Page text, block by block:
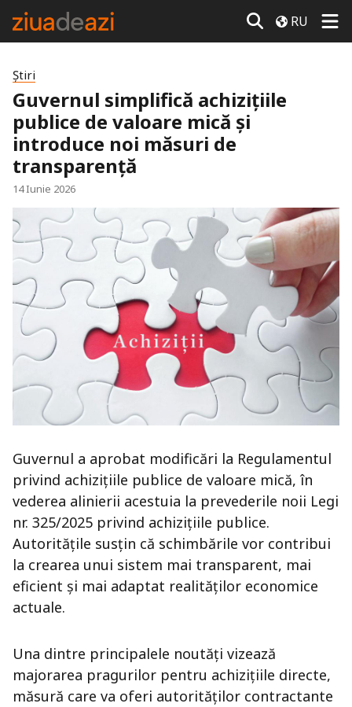
RU
Știri
Guvernul simplifică achizițiile
publice de valoare mică și
introduce noi măsuri de
transparență
14 Iunie 2026
Guvernul a aprobat modificări la Regulamentul
privind achizițiile publice de valoare mică, în
vederea alinierii acestuia la prevederile noii Legi
nr. 325/2025 privind achizițiile publice.
Autoritățile susțin că schimbările vor contribui
la crearea unui sistem mai transparent, mai
eficient și mai adaptat realităților economice
actuale.
Una dintre principalele noutăți vizează
majorarea pragurilor pentru achizițiile directe,
măsură care va oferi autorităților contractante